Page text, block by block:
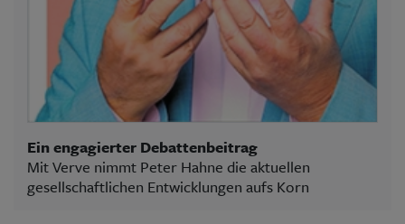
Ein engagierter Debattenbeitrag
Mit Verve nimmt Peter Hahne die aktuellen
gesellschaftlichen Entwicklungen aufs Korn